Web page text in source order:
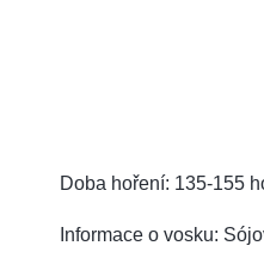
Doba hoření: 135-155
Informace o vosku: